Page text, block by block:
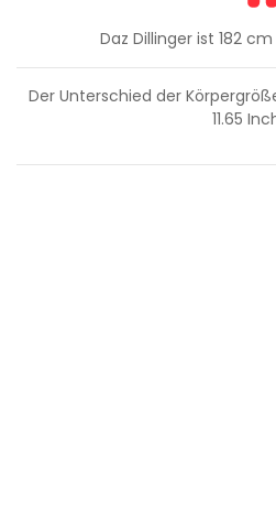
Daz Dillinger ist 182
Der Unterschied der
11.65